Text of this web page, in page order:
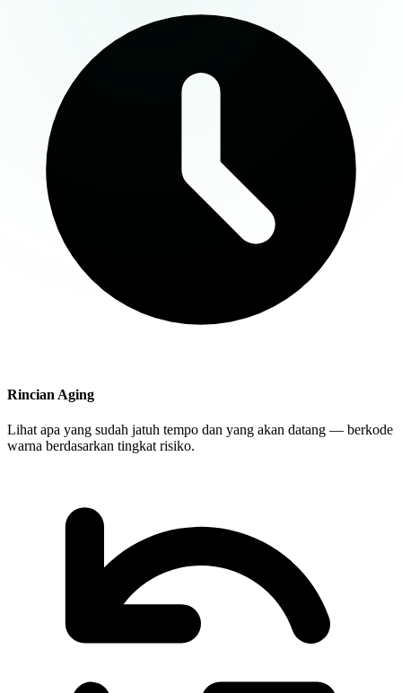
Rincian Aging
Lihat apa yang sudah jatuh tempo dan yang akan datang — berkode
warna berdasarkan tingkat risiko.